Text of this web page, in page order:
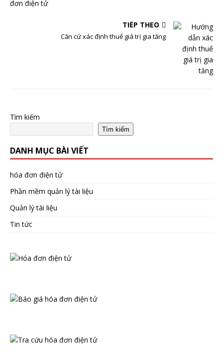
TIẾP THEO
Căn cứ xác định thuế giá trị gia tăng
Tìm kiếm
Tìm kiếm
DANH MỤC BÀI VIẾT
hóa đơn điện tử
Phần mềm quản lý tài liệu
Quản lý tài liệu
Tin tức